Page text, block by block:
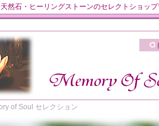
然石・ヒーリングストーンのセレクトショッ
of Soul セレクション